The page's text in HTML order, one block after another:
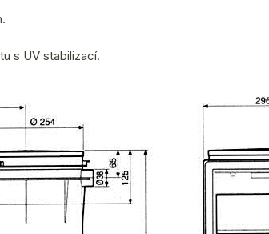
s UV stabilizací.